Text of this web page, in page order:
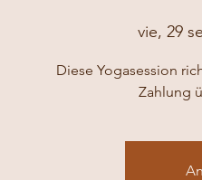
vie, 29
Diese Yogasession
Zahlung